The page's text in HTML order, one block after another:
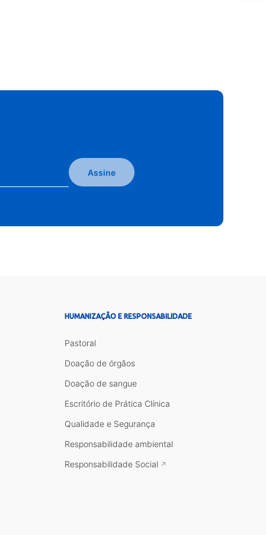
Assine
HUMANIZAÇÃO E RESPONSABILIDADE
Pastoral
Doação de órgãos
Doação de sangue
Escritório de Prática Clínica
Qualidade e Segurança
Responsabilidade ambiental
Responsabilidade Social